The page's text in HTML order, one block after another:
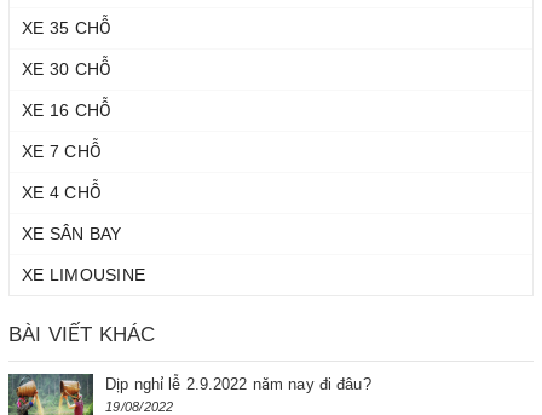
XE 35 CHỖ
XE 30 CHỖ
XE 16 CHỖ
XE 7 CHỖ
XE 4 CHỖ
XE SÂN BAY
XE LIMOUSINE
BÀI VIẾT KHÁC
Dịp nghỉ lễ 2.9.2022 năm nay đi đâu?
19/08/2022